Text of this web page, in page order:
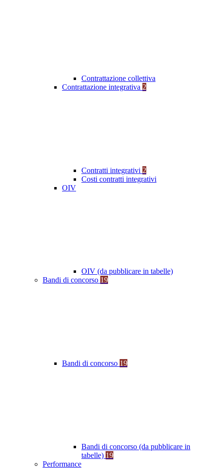
Contrattazione collettiva
Contrattazione integrativa 2
Contratti integrativi 2
Costi contratti integrativi
OIV
OIV (da pubblicare in tabelle)
Bandi di concorso 19
Bandi di concorso 19
Bandi di concorso (da pubblicare in
tabelle) 19
Performance